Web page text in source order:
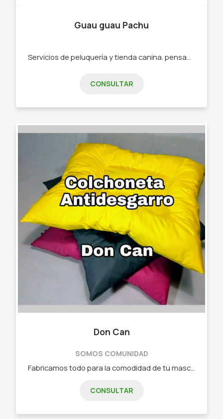
Guau guau Pachu
CONSULTAR
Don Can
SOMOS COMUNIDAD
CONSULTAR